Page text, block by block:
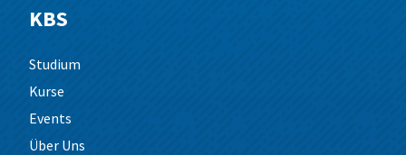
KBS
Studium
Kurse
Events
Über Uns